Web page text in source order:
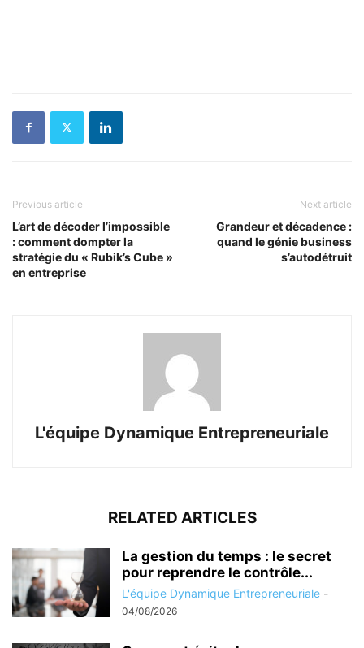
Previous article
L’art de décoder l’impossible
: comment dompter la
stratégie du « Rubik’s Cube »
en entreprise
Next article
Grandeur et décadence :
quand le génie business
s’autodétruit
L'équipe Dynamique Entrepreneuriale
RELATED ARTICLES
La gestion du temps : le secret
pour reprendre le contrôle...
L'équipe Dynamique Entrepreneuriale -
04/08/2026